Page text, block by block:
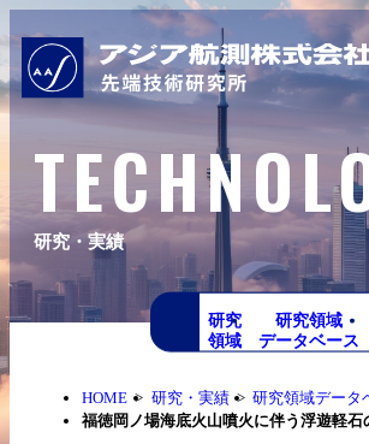
研究・実績
研究
領域
研究領域
データベース
HOME 研究・実績
研究領域データ
福徳岡ノ場海底火山噴火に伴う浮遊軽石